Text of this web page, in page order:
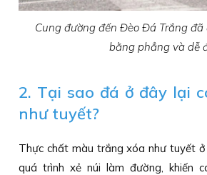
Cung đường đến Đèo Đá Trắng đã
bằng phẳng và dễ
2. Tại sao đá ở đây lại
như tuyết?
Thực chất màu trắng xóa như tuyết
quá trình xẻ núi làm đường, khiến